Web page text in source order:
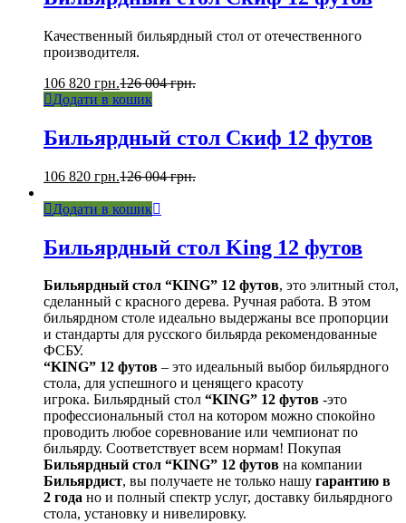
Качественный бильярдный стол от отечественного
производителя.
106 820 грн.126 004грн.
Додати в кошик
Бильярдный стол Cкиф 12 футов
106 820 грн.126 004грн.
Додати в кошик
Бильярдный стол King 12 футов
Бильярдный стол “KING” 12 футов, это элитный стол,
сделанный с красного дерева. Ручная работа. В этом
бильярдном столе идеально выдержаны все пропорции
и стандарты для русского бильярда рекомендованные
ФСБУ.
“KING” 12 футов – это идеальный выбор бильярдного
стола, для успешного и ценящего красоту
игрока. Бильярдный стол “KING” 12 футов -это
профессиональный стол на котором можно спокойно
проводить любое соревнование или чемпионат по
бильярду. Соответствует всем нормам! Покупая
Бильярдный стол “KING” 12 футов на компании
Бильярдист, вы получаете не только нашу гарантию в
2 года но и полный спектр услуг, доставку бильярдного
стола, установку и нивелировку.